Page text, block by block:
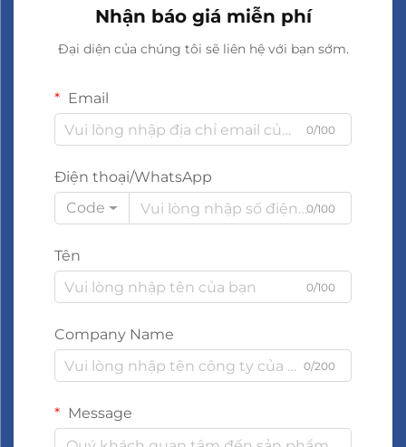
Nhận báo giá miễn phí
Đại diện của chúng tôi sẽ liên hệ với bạn sớm.
Email
0/100
Điện thoại/WhatsApp
Code
0/100
Tên
0/100
Company Name
0/200
Message